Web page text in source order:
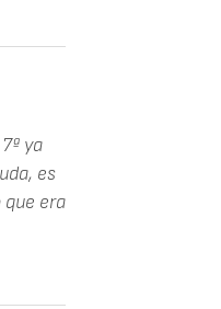
ya
es
que era